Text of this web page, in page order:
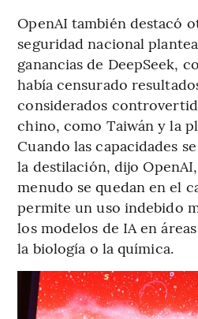
OpenAI también destacó
seguridad nacional
ganancias de DeepSeek,
había censurado
considerados
chino, como Taiwán y la
Cuando las capacidades
la destilación, dijo OpenAI,
menudo se quedan en el
permite un uso indebido
los modelos de IA en
la biología o la química.